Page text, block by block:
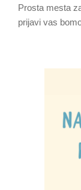
Prosta mesta
prijavi vas